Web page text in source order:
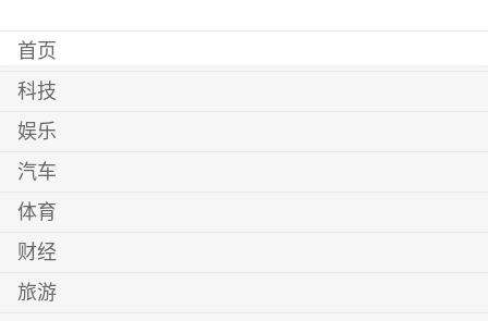
首页
科技
娱乐
汽车
体育
财经
旅游